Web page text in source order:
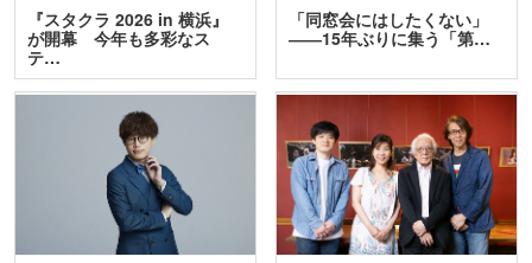
『スタクラ 2026 in 横浜』
が開幕 今年も多彩なス
テ…
「同窓会にはしたくない」
――15年ぶりに集う「第…